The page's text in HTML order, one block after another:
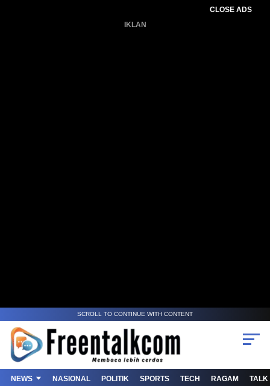
CLOSE ADS
IKLAN
SCROLL TO CONTINUE WITH CONTENT
NEWS NASIONAL POLITIK SPORTS TECH RAGAM TALK